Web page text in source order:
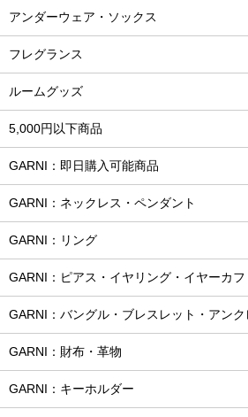
アンダーウェア・ソックス
フレグランス
ルームグッズ
5,000円以下商品
GARNI：即日購入可能商品
GARNI：ネックレス・ペンダント
GARNI：リング
GARNI：ピアス・イヤリング・イヤーカフ
GARNI：バングル・ブレスレット・アンク
GARNI：財布・革物
GARNI：キーホルダー